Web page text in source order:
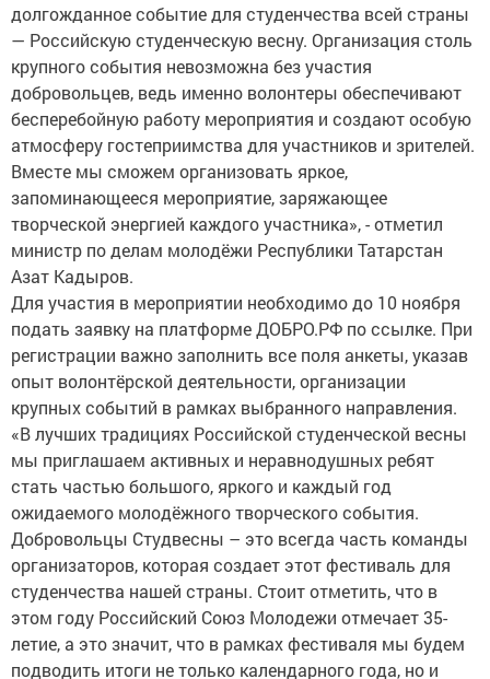
долгожданное событие для студенчества всей страны
— Российскую студенческую весну. Организация столь
крупного события невозможна без участия
добровольцев, ведь именно волонтеры обеспечивают
бесперебойную работу мероприятия и создают особую
атмосферу гостеприимства для участников и зрителей.
Вместе мы сможем организовать яркое,
запоминающееся мероприятие, заряжающее
творческой энергией каждого участника», - отметил
министр по делам молодёжи Республики Татарстан
Азат Кадыров.
Для участия в мероприятии необходимо до 10 ноября
подать заявку на платформе ДОБРО.РФ по ссылке. При
регистрации важно заполнить все поля анкеты, указав
опыт волонтёрской деятельности, организации
крупных событий в рамках выбранного направления.
«В лучших традициях Российской студенческой весны
мы приглашаем активных и неравнодушных ребят
стать частью большого, яркого и каждый год
ожидаемого молодёжного творческого события.
Добровольцы Студвесны – это всегда часть команды
организаторов, которая создает этот фестиваль для
студенчества нашей страны. Стоит отметить, что в
этом году Российский Союз Молодежи отмечает 35-
летие, а это значит, что в рамках фестиваля мы будем
подводить итоги не только календарного года, но и